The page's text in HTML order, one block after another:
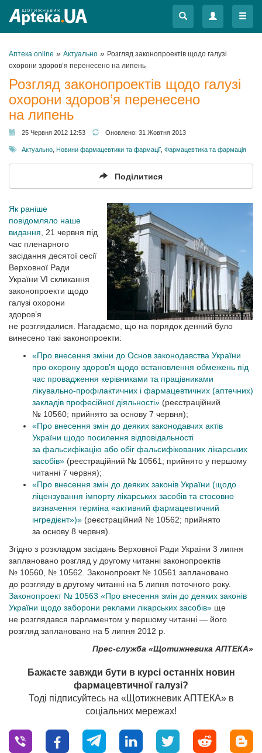
Меню
Меню
Аптека online » Актуально » Розгляд законопроектів щодо галузі
охорони здоров’я перенесено на липень
Розгляд законопроектів щодо галузі
охорони здоров’я перенесено
на липень
25 Червня 2012 12:53 Оновлено: 31 Жовтня 2013
Актуально Новини фармацевтики та фармації Фармацевтика та фармація
Поділитися
Як раніше
повідомляло наше
видання , 21 червня під
час пленарного
засідання десятої сесії
Верховної Ради
України VI скликання
законопроекти щодо
галузі охорони
здоров’я
не розглядалися. Нагадаємо, що на порядок денний було
винесено такі законопроекти:
«Про внесення зміни до Основ законодавства України
про охорону здоров’я щодо встановлення обмежень під
час провадження керівниками та працівниками
лікувально-профілактичних і фармацевтичних (аптечних)
закладів професійної діяльності» (реєстраційний
№ 10560; прийнято за основу 7 червня);
«Про внесення змін до деяких законодавчих актів
України щодо посилення відповідальності
за фальсифікацію або обіг фальсифікованих лікарських
засобів» (реєстраційний № 10561; прийнято у першому
читанні 7 червня);
«Про внесення змін до деяких законів України (щодо
ліцензування імпорту лікарських засобів та стосовно
визначення терміна «активний фармацевтичний
інгредієнт»)» (реєстраційний № 10562; прийнято
за основу 8 червня).
Згідно з розкладом засідань Верховної Ради України 3 липня
заплановано розгляд у другому читанні законопроектів
№ 10560, № 10562. Законопроект № 10561 заплановано
до розгляду в другому читанні на 5 липня поточного року.
Законопроект № 10563 «Про внесення змін до деяких законів
України щодо заборони реклами лікарських засобів» ще
не розглядався парламентом у першому читанні — його
розгляд заплановано на 5 липня 2012 р.
Прес-служба «Щотижневика АПТЕКА»
Бажаєте завжди бути в курсі останніх новин
фармацевтичної галузі?
Тоді підписуйтесь на «Щотижневик АПТЕКА» в
соціальних мережах!